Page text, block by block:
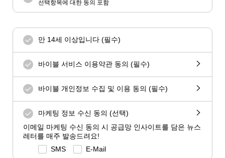
선택항목에 대한 동의 포함
만 14세 이상입니다 (필수)
바이블 서비스 이용약관 동의 (필수)
바이블 개인정보 수집 및 이용 동의 (필수)
마케팅 정보 수신 동의 (선택)
이메일 마케팅 수신 동의 시 공급망 인사이트를 담은 뉴스
레터를 매주 발송드려요!
SMS
E-Mail